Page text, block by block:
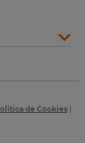
de Cookies|